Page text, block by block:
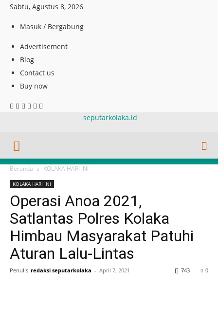
Sabtu, Agustus 8, 2026
Masuk / Bergabung
Advertisement
Blog
Contact us
Buy now
seputarkolaka.id
Beranda KOLAKA HARI INI
KOLAKA HARI INI
Operasi Anoa 2021,
Satlantas Polres Kolaka
Himbau Masyarakat Patuhi
Aturan Lalu-Lintas
Penulis redaksi seputarkolaka - April 7, 2021 0
743